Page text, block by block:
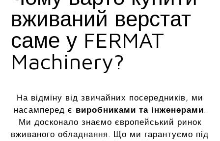
вживаний верстат
саме у FERMAT
Machinery?
На відміну від звичайних посередників, ми
насамперед є виробниками та інженерами.
Ми досконало знаємо європейський ринок
вживаного обладнання. Що ми гарантуємо під